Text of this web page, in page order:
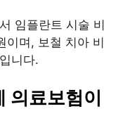
임플란트 시술 비
이며, 보철 치아 비
니다.
의료보험이